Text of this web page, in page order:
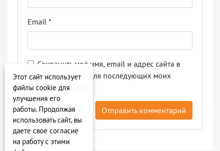
Email *
Сохранить моё имя, email и адрес сайта в
этом браузере для последующих моих
комментариев.
Этот сайт использует
файлы cookie для
улучшения его
работы. Продолжая
использовать сайт, вы
даете свое согласие
на работу с этими